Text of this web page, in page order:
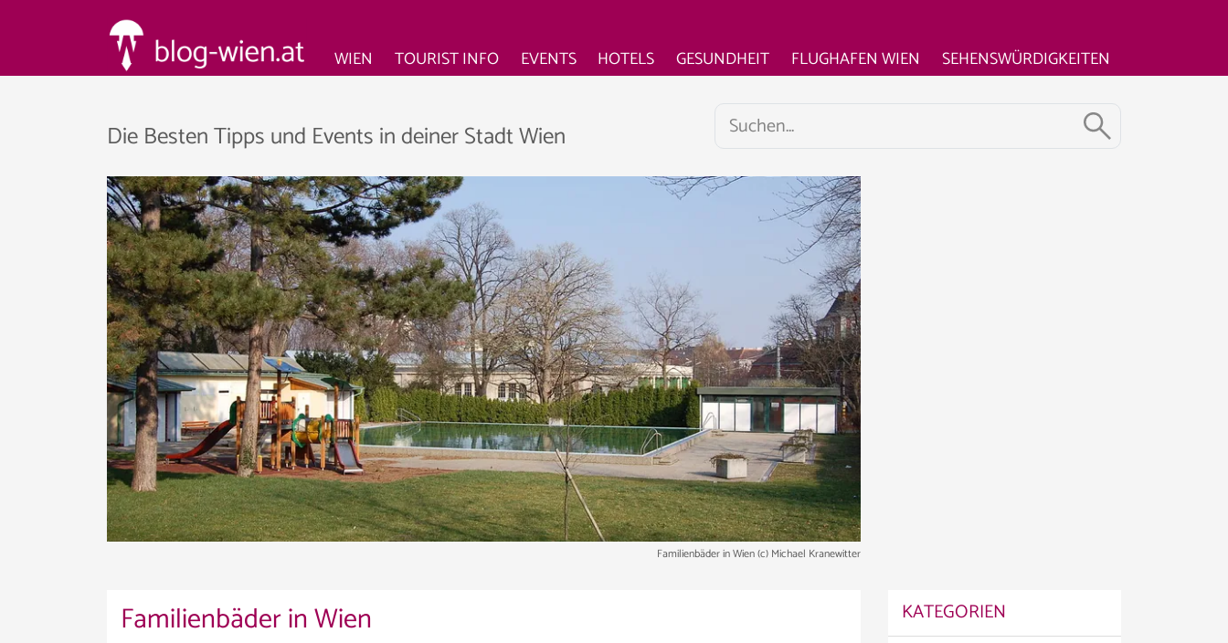
WIEN TOURIST INFO EVENTS HOTELS GESUNDHEIT FLUGHAFEN WIEN SEHENSWÜRDIGKEITEN
Die Besten Tipps und Events in deiner Stadt Wien
Familienbäder in Wien (c) Michael Kranewitter
Familienbäder in Wien KATEGORIEN